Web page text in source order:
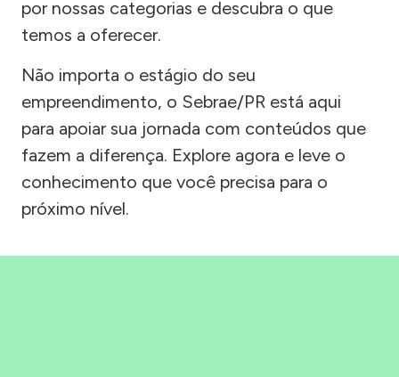
por nossas categorias e descubra o que
temos a oferecer.
Não importa o estágio do seu
empreendimento, o Sebrae/PR está aqui
para apoiar sua jornada com conteúdos que
fazem a diferença. Explore agora e leve o
conhecimento que você precisa para o
próximo nível.